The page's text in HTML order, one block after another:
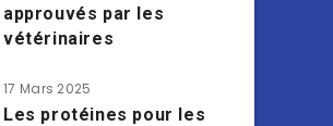
approuvés par les
vétérinaires
17 Mars 2025
Les protéines pour les